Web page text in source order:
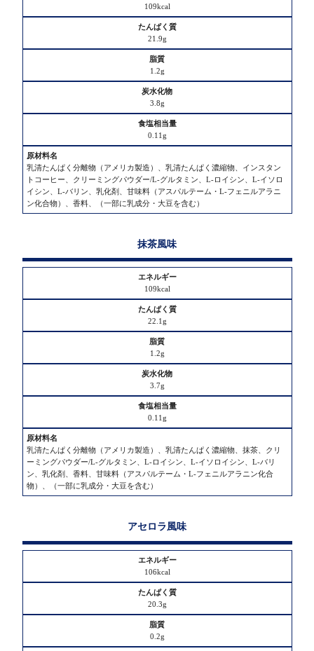
109kcal
21.9g
1.2g
3.8g
0.11g
乳清たんぱく分離物（アメリカ製造）、乳清たんぱく濃縮物、インスタン
トコーヒー、クリーミングパウダー/L-グルタミン、L-ロイシン、L-イソロ
イシン、L-バリン、乳化剤、甘味料（アスパルテーム・L-フェニルアラニ
ン化合物）、香料、（一部に乳成分・大豆を含む）
抹茶風味
109kcal
22.1g
1.2g
3.7g
0.11g
乳清たんぱく分離物（アメリカ製造）、乳清たんぱく濃縮物、抹茶、クリ
ーミングパウダー/L-グルタミン、L-ロイシン、L-イソロイシン、L-バリ
ン、乳化剤、香料、甘味料（アスパルテーム・L-フェニルアラニン化合
物）、（一部に乳成分・大豆を含む）
アセロラ風味
106kcal
20.3g
0.2g